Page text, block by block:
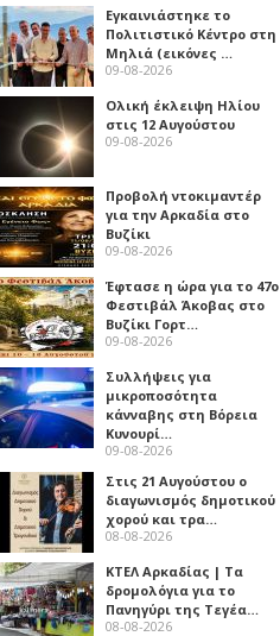
Εγκαινιάστηκε το
Πολιτιστικό Κέντρο στη
Μηλιά (εικόνες …
09-08-2026
Ολική έκλειψη Ηλίου
στις 12 Αυγούστου
09-08-2026
Προβολή ντοκιμαντέρ
για την Αρκαδία στο
Βυζίκι
09-08-2026
Έφτασε η ώρα για το 47ο
Φεστιβάλ Άκοβας στο
Βυζίκι Γορτ…
09-08-2026
Συλλήψεις για
μικροποσότητα
κάνναβης στη Βόρεια
Κυνουρί…
09-08-2026
Στις 21 Αυγούστου ο
διαγωνισμός δημοτικού
χορού και τρα…
08-08-2026
ΚΤΕΛ Αρκαδίας | Τα
δρομολόγια για το
Πανηγύρι της Τεγέα…
08-08-2026